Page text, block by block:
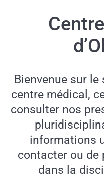
Bienvenue sur
centre médical,
consulter nos
informations
contacter ou de
dans la